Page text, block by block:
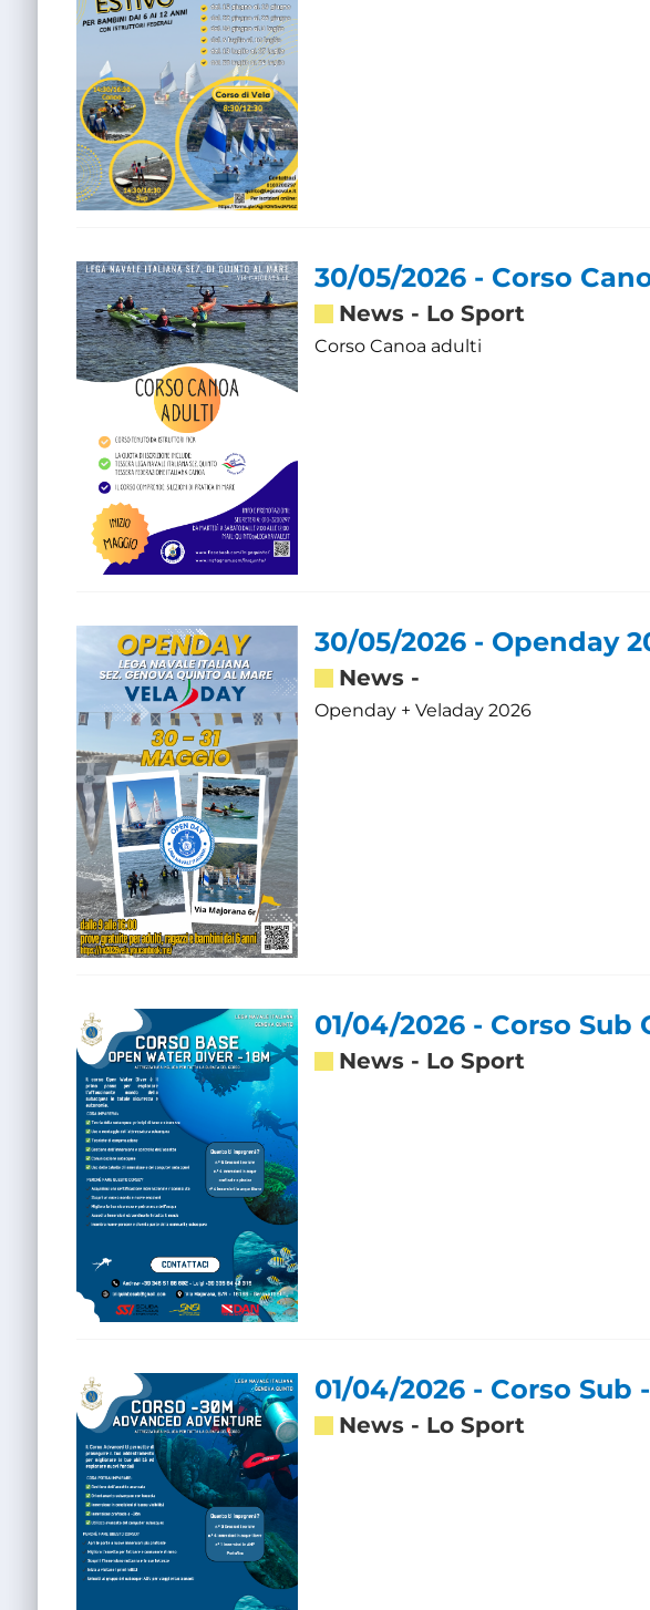
30/05/2026 - Corso
News - Lo Sport
Corso Canoa adulti
30/05/2026 - Openday
News -
Openday + Veladay 2026
01/04/2026 - Corso Sub
News - Lo Sport
01/04/2026 - Corso Sub
News - Lo Sport